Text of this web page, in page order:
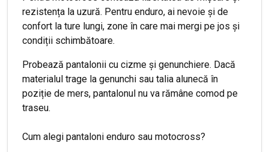
rezistența la uzură. Pentru enduro, ai nevoie și de
confort la ture lungi, zone în care mai mergi pe jos și
condiții schimbătoare.
Probează pantalonii cu cizme și genunchiere. Dacă
materialul trage la genunchi sau talia alunecă în
poziție de mers, pantalonul nu va rămâne comod pe
traseu.
Cum alegi pantaloni enduro sau motocross?